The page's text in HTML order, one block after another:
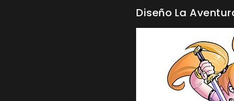
Diseño La